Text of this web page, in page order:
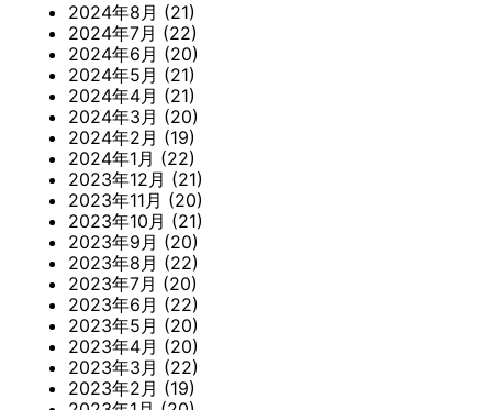
2024年8月 (21)
2024年7月 (22)
2024年6月 (20)
2024年5月 (21)
2024年4月 (21)
2024年3月 (20)
2024年2月 (19)
2024年1月 (22)
2023年12月 (21)
2023年11月 (20)
2023年10月 (21)
2023年9月 (20)
2023年8月 (22)
2023年7月 (20)
2023年6月 (22)
2023年5月 (20)
2023年4月 (20)
2023年3月 (22)
2023年2月 (19)